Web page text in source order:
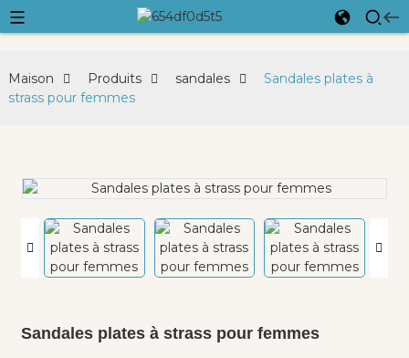
Maison Produits sandales
Sandales plates à
strass pour femmes
Sandales plates à strass pour femmes